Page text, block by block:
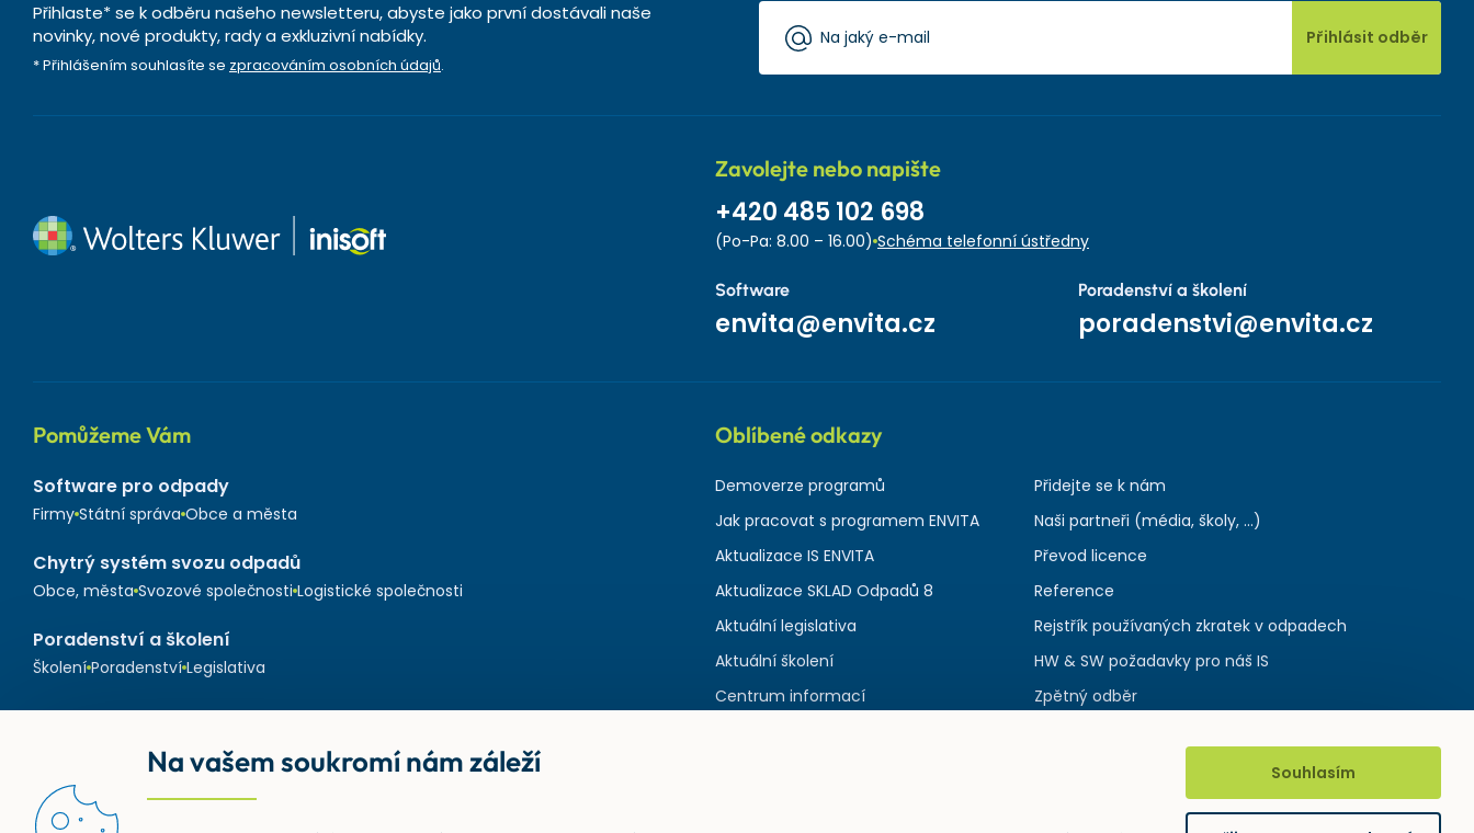
Přihlaste* se k odběru našeho newsletteru, abyste jako první dostávali naše
novinky, nové produkty, rady a exkluzivní nabídky.
* Přihlášením souhlasíte se zpracováním osobních údajů.
Přihlásit odběr
Zavolejte nebo napište
+420 485 102 698
(Po-Pa: 8.00 – 16.00) Schéma telefonní ústředny
Software
envita@envita.cz
Poradenství a školení
poradenstvi@envita.cz
Pomůžeme Vám
Software pro odpady
Firmy Státní správa Obce a města
Chytrý systém svozu odpadů
Obce, města Svozové společnosti Logistické společnosti
Poradenství a školení
Školení Poradenství Legislativa
Oblíbené odkazy
Demoverze programů
Jak pracovat s programem ENVITA
Aktualizace IS ENVITA
Aktualizace SKLAD Odpadů 8
Aktuální legislativa
Aktuální školení
Centrum informací
Přidejte se k nám
Naši partneři (média, školy, ...)
Převod licence
Reference
Rejstřík používaných zkratek v odpadech
HW & SW požadavky pro náš IS
Zpětný odběr
Na vašem soukromí nám záleží Souhlasím